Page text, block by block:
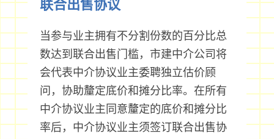
联合出售协议
当参与业主拥有不分割份数的百分比总
数达到联合出售门槛，市建中介公司将
会代表中介协议业主委聘独立估价顾
问，协助釐定底价和摊分比率。在所有
中介协议业主同意釐定的底价和摊分比
率后，中介协议业主须签订联合出售协